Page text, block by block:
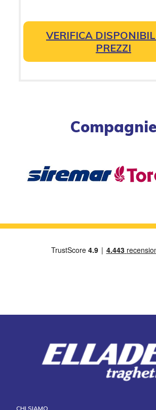
VERIFICA
PREZZI
Compagnie
CHI SIAMO